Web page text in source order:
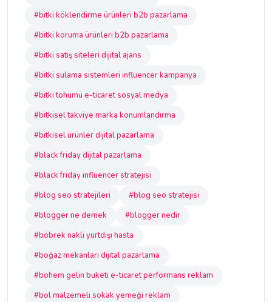
#bitki köklendirme ürünleri b2b pazarlama
#bitki koruma ürünleri b2b pazarlama
#bitki satış siteleri dijital ajans
#bitki sulama sistemleri influencer kampanya
#bitki tohumu e-ticaret sosyal medya
#bitkisel takviye marka konumlandırma
#bitkisel ürünler dijital pazarlama
#black friday dijital pazarlama
#black friday influencer stratejisi
#blog seo stratejileri
#blog seo stratejisi
#blogger ne demek
#blogger nedir
#böbrek nakli yurtdışı hasta
#boğaz mekanları dijital pazarlama
#bohem gelin buketi e-ticaret performans reklam
#bol malzemeli sokak yemeği reklam